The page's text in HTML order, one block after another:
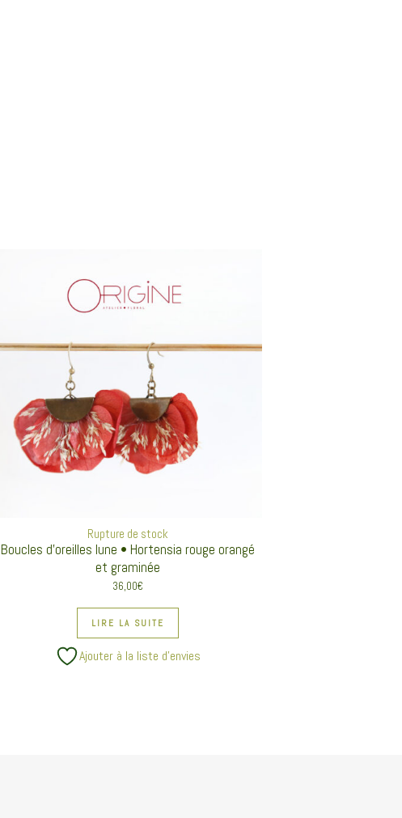
Rupture de stock
Boucles d’oreilles lune • Hortensia rouge orangé
et graminée
36,00€
LIRE LA SUITE
Ajouter à la liste d’envies